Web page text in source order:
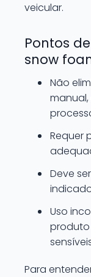
veicular.
Pontos
snow
Não
Requer
Deve
Uso
produto
Para